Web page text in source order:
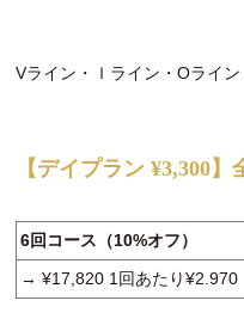
Vライン・Ｉライン・Oライ
【デイプラン ¥3,300
6回コース（10%オフ）
→ ¥17,820 1回あたり¥2.970